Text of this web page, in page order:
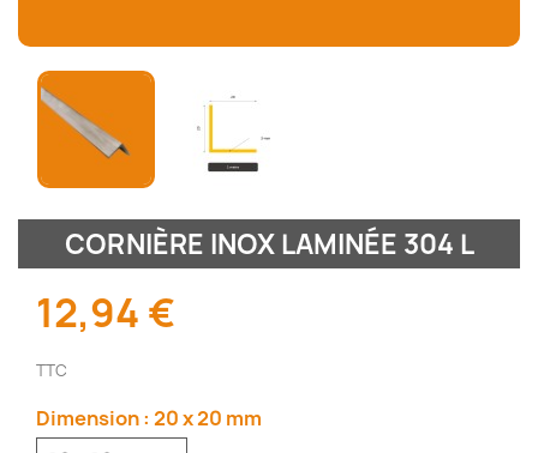
CORNIÈRE INOX LAMINÉE 304 L
12,94 €
TTC
Dimension : 20 x 20 mm